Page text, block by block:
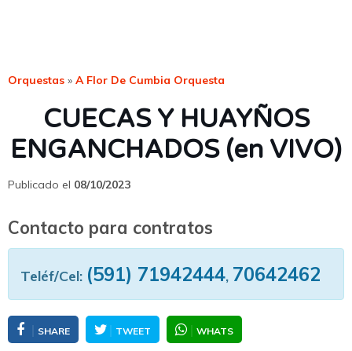
Orquestas » A Flor De Cumbia Orquesta
CUECAS Y HUAYÑOS
ENGANCHADOS (en VIVO)
Publicado el 08/10/2023
Contacto para contratos
Teléf/Cel: (591) 71942444, 70642462
SHARE TWEET WHATS